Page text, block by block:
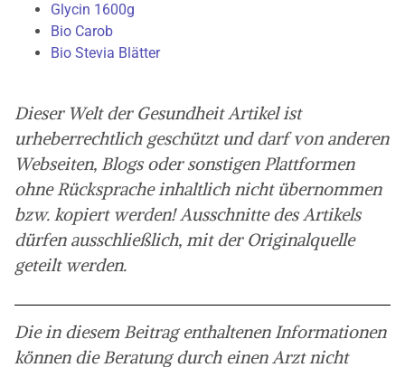
Glycin 1600g
Bio Carob
Bio Stevia Blätter
Dieser Welt der Gesundheit Artikel ist
urheberrechtlich geschützt und darf von anderen
Webseiten, Blogs oder sonstigen Plattformen
ohne Rücksprache inhaltlich nicht übernommen
bzw. kopiert werden! Ausschnitte des Artikels
dürfen ausschließlich, mit der Originalquelle
geteilt werden.
Die in diesem Beitrag enthaltenen Informationen
können die Beratung durch einen Arzt nicht